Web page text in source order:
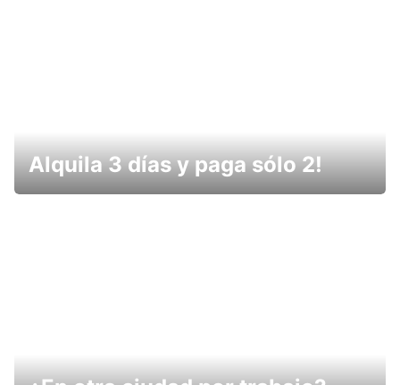
Alquila 3 días y paga sólo 2!